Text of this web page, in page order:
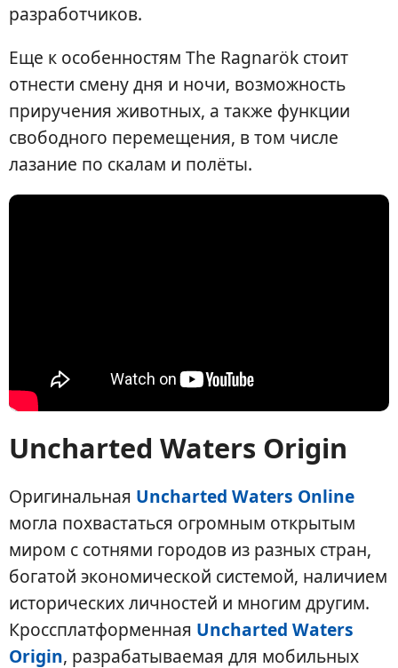
разработчиков.
Еще к особенностям The Ragnarök стоит
отнести смену дня и ночи, возможность
приручения животных, а также функции
свободного перемещения, в том числе
лазание по скалам и полёты.
Uncharted Waters Origin
Оригинальная Uncharted Waters Online
могла похвастаться огромным открытым
миром с сотнями городов из разных стран,
богатой экономической системой, наличием
исторических личностей и многим другим.
Кроссплатформенная Uncharted Waters
Origin, разрабатываемая для мобильных